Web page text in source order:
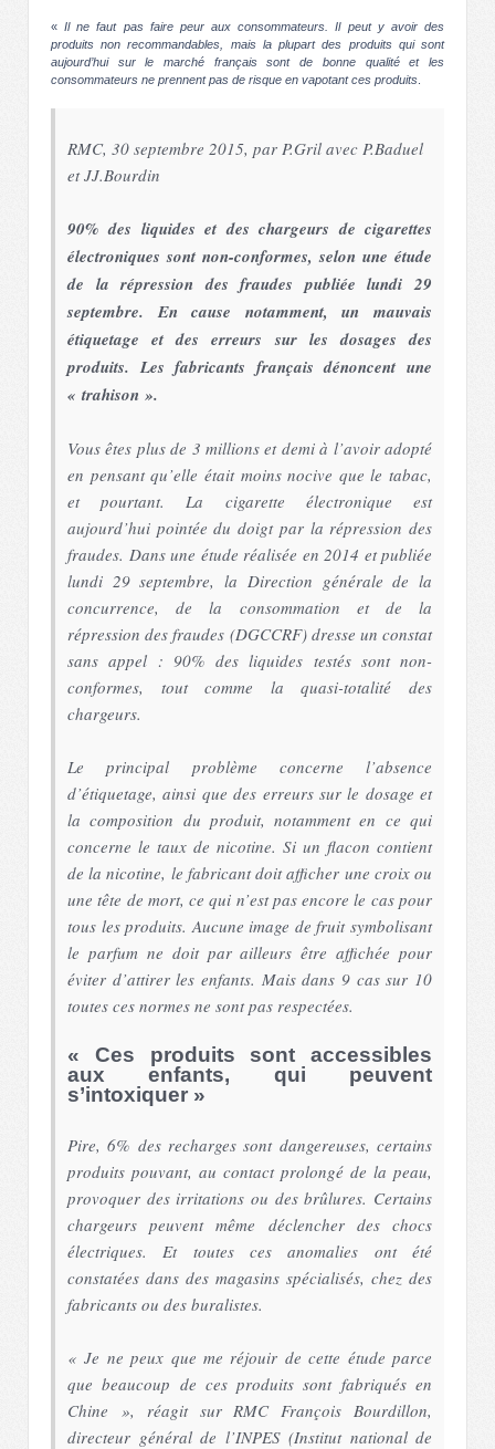
«Il ne faut pas faire peur aux consommateurs. Il peut y avoir des
produits non recommandables, mais la plupart des produits qui sont
aujourd’hui sur le marché français sont de bonne qualité et les
consommateurs ne prennent pas de risque en vapotant ces produits
RMC, 30 septembre 2015, par P.Gril avec P.Baduel
et JJ.Bourdin
90% des liquides et des chargeurs de cigarettes
électroniques sont non-conformes, selon une étude
de la répression des fraudes publiée lundi 29
septembre. En cause notamment, un mauvais
étiquetage et des erreurs sur les dosages des
produits. Les fabricants français dénoncent une
« trahison ».
Vous êtes plus de 3 millions et demi à l’avoir adopté
en pensant qu’elle était moins nocive que le tabac,
et pourtant. La cigarette électronique est
aujourd’hui pointée du doigt par la répression des
fraudes. Dans une étude réalisée en 2014 et publiée
lundi 29 septembre, la Direction générale de la
concurrence, de la consommation et de la
répression des fraudes (DGCCRF) dresse un constat
sans appel : 90% des liquides testés sont non-
conformes, tout comme la quasi-totalité des
chargeurs.
Le principal problème concerne l’absence
d’étiquetage, ainsi que des erreurs sur le dosage et
la composition du produit, notamment en ce qui
concerne le taux de nicotine. Si un flacon contient
de la nicotine, le fabricant doit afficher une croix ou
une tête de mort, ce qui n’est pas encore le cas pour
tous les produits. Aucune image de fruit symbolisant
le parfum ne doit par ailleurs être affichée pour
éviter d’attirer les enfants. Mais dans 9 cas sur 10
toutes ces normes ne sont pas respectées.
« Ces produits sont accessibles
aux enfants, qui peuvent
s’intoxiquer »
Pire, 6% des recharges sont dangereuses, certains
produits pouvant, au contact prolongé de la peau,
provoquer des irritations ou des brûlures. Certains
chargeurs peuvent même déclencher des chocs
électriques. Et toutes ces anomalies ont été
constatées dans des magasins spécialisés, chez des
fabricants ou des buralistes.
« Je ne peux que me réjouir de cette étude parce
que beaucoup de ces produits sont fabriqués en
Chine », réagit sur RMC François Bourdillon,
directeur général de l’INPES (Institut national de